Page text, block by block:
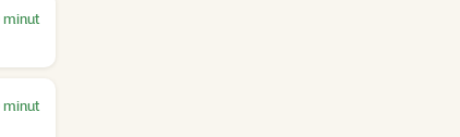
minut
minut